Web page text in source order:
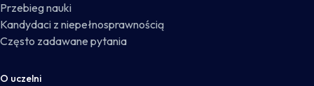
Przebieg nauki
Kandydaci z niepełnosprawnością
Często zadawane pytania
O uczelni